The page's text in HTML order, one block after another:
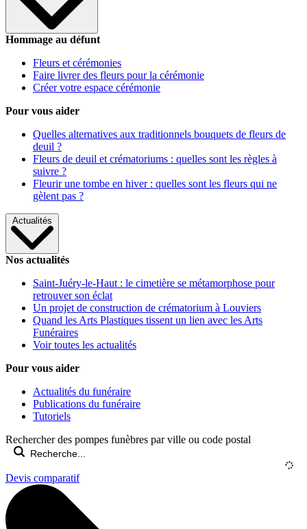
Hommage au défunt
Fleurs et cérémonies
Faire livrer des fleurs pour la cérémonie
Créer votre espace cérémonie
Pour vous aider
Quelles alternatives aux traditionnels bouquets de fleurs de
deuil ?
Fleurs de deuil et crématoriums : quelles sont les règles à
suivre ?
Fleurir une tombe en hiver : quelles sont les fleurs qui ne
gèlent pas ?
Actualités
Nos actualités
Saint-Juéry-le-Haut : le cimetière se métamorphose pour
retrouver son éclat
Un projet de construction de crématorium à Louviers
Quand les Arts Plastiques tissent un lien avec les Arts
Funéraires
Voir toutes les actualités
Pour vous aider
Actualités du funéraire
Publications du funéraire
Tutoriels
Rechercher des pompes funèbres par ville ou code postal
Devis comparatif